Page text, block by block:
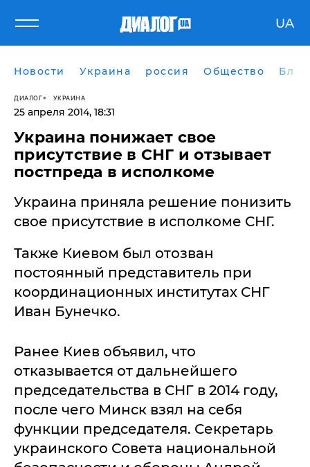
UA
Новости Украина россия Общество
ДИАЛОГ УКРАИНА
25 апреля 2014, 18:31
Украина понижает свое
присутствие в СНГ и отзывает
постпреда в исполкоме
Украина приняла решение понизить
свое присутствие в исполкоме СНГ.
Также Киевом был отозван
постоянный представитель при
координационных институтах СНГ
Иван Бунечко.
Ранее Киев объявил, что
отказывается от дальнейшего
председательства в СНГ в 2014 году,
после чего Минск взял на себя
функции председателя. Секретарь
украинского Совета национальной